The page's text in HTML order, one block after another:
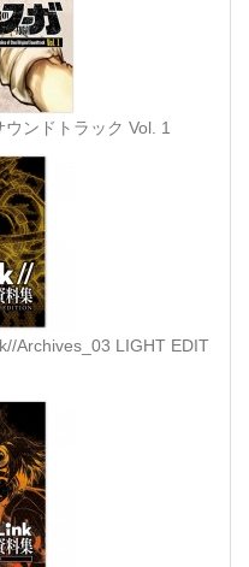
ンドトラック Vol. 1
Archives_03 LIGHT EDIT